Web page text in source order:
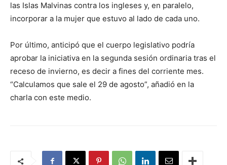
las Islas Malvinas contra los ingleses y, en paralelo,
incorporar a la mujer que estuvo al lado de cada uno.
Por último, anticipó que el cuerpo legislativo podría
aprobar la iniciativa en la segunda sesión ordinaria tras el
receso de invierno, es decir a fines del corriente mes.
“Calculamos que sale el 29 de agosto”, añadió en la
charla con este medio.